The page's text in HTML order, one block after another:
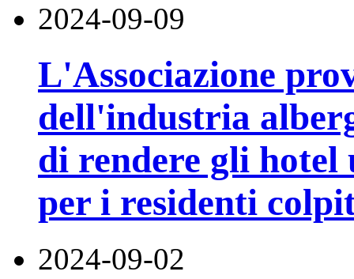
2024-09-09
L'Associazione
dell'industria
di rendere gli
per i residenti
2024-09-02